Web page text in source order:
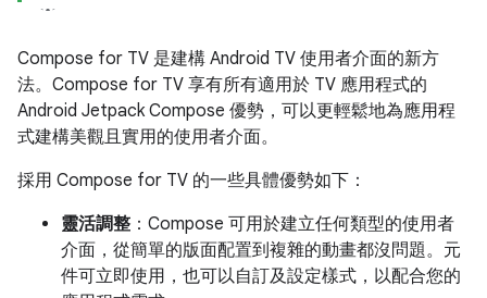
Compose for TV 是建構 Android TV 使用者介面的新方
法。Compose for TV 享有所有適用於 TV 應用程式的
Android Jetpack Compose 優勢，可以更輕鬆地為應用程
式建構美觀且實用的使用者介面。
採用 Compose for TV 的一些具體優勢如下：
靈活調整 ：Compose 可用於建立任何類型的使用者
介面，從簡單的版面配置到複雜的動畫都沒問題。元
件可立即使用，也可以自訂及設定樣式，以配合您的